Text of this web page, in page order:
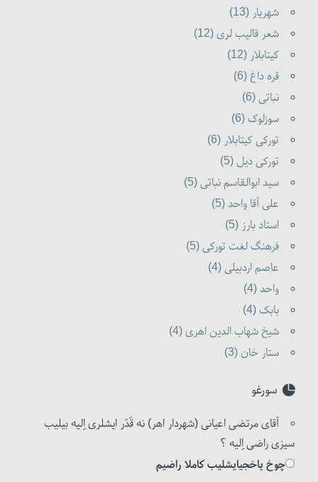
شهریار (13)
شعر قالیب لری (12)
کیتابلار (12)
قره داغ (6)
نباتی (6)
سوزلوک (6)
تورکی کیتابلار (6)
تورکی دیل (5)
سید ابوالقاسم نباتی (5)
علی آقا واحد (5)
استاد بارز (5)
فرهنگ لغت تورکی (5)
عاصم اردبیلی (4)
واحد (4)
بابک (4)
شیخ شهاب الدین اهری (4)
ستار خان (3)
سورغو
آقای مرتضی اعیانی (شهردار اهر) نه قَدَر ایشلری اِلیه بیلیب
سیزی راضی اِلیه ؟
چوخ یاخجیایشلیب کاملا راضیم